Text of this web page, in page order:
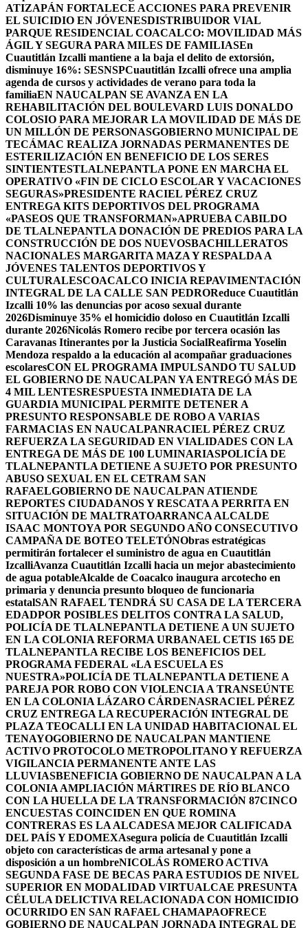
ATIZAPÁN FORTALECE ACCIONES PARA PREVENIR
EL SUICIDIO EN JÓVENESDISTRIBUIDOR VIAL
PARQUE RESIDENCIAL COACALCO: MOVILIDAD MÁS
ÁGIL Y SEGURA PARA MILES DE FAMILIASEn
Cuautitlán Izcalli mantiene a la baja el delito de extorsión,
disminuye 16%: SESNSPCuautitlán Izcalli ofrece una amplia
agenda de cursos y actividades de verano para toda la
familiaEN NAUCALPAN SE AVANZA EN LA
REHABILITACIÓN DEL BOULEVARD LUIS DONALDO
COLOSIO PARA MEJORAR LA MOVILIDAD DE MÁS DE
UN MILLÓN DE PERSONASGOBIERNO MUNICIPAL DE
TECÁMAC REALIZA JORNADAS PERMANENTES DE
ESTERILIZACIÓN EN BENEFICIO DE LOS SERES
SINTIENTESTLALNEPANTLA PONE EN MARCHA EL
OPERATIVO «FIN DE CICLO ESCOLAR Y VACACIONES
SEGURAS»PRESIDENTE RACIEL PÉREZ CRUZ
ENTREGA KITS DEPORTIVOS DEL PROGRAMA
«PASEOS QUE TRANSFORMAN»APRUEBA CABILDO
DE TLALNEPANTLA DONACIÓN DE PREDIOS PARA LA
CONSTRUCCIÓN DE DOS NUEVOSBACHILLERATOS
NACIONALES MARGARITA MAZA Y RESPALDA A
JÓVENES TALENTOS DEPORTIVOS Y
CULTURALESCOACALCO INICIA REPAVIMENTACIÓN
INTEGRAL DE LA CALLE SAN PEDROReduce Cuautitlán
Izcalli 10% las denuncias por acoso sexual durante
2026Disminuye 35% el homicidio doloso en Cuautitlán Izcalli
durante 2026Nicolás Romero recibe por tercera ocasión las
Caravanas Itinerantes por la Justicia SocialReafirma Yoselin
Mendoza respaldo a la educación al acompañar graduaciones
escolaresCON EL PROGRAMA IMPULSANDO TU SALUD
EL GOBIERNO DE NAUCALPAN YA ENTREGÓ MÁS DE
4 MIL LENTESRESPUESTA INMEDIATA DE LA
GUARDIA MUNICIPAL PERMITE DETENER A
PRESUNTO RESPONSABLE DE ROBO A VARIAS
FARMACIAS EN NAUCALPANRACIEL PÉREZ CRUZ
REFUERZA LA SEGURIDAD EN VIALIDADES CON LA
ENTREGA DE MÁS DE 100 LUMINARIASPOLICÍA DE
TLALNEPANTLA DETIENE A SUJETO POR PRESUNTO
ABUSO SEXUAL EN EL CETRAM SAN
RAFAELGOBIERNO DE NAUCALPAN ATIENDE
REPORTES CIUDADANOS Y RESCATA A PERRITA EN
SITUACIÓN DE MALTRATOARRANCA ALCALDE
ISAAC MONTOYA POR SEGUNDO AÑO CONSECUTIVO
CAMPAÑA DE BOTEO TELETÓNObras estratégicas
permitirán fortalecer el suministro de agua en Cuautitlán
IzcalliAvanza Cuautitlán Izcalli hacia un mejor abastecimiento
de agua potableAlcalde de Coacalco inaugura arcotecho en
primaria y denuncia presunto bloqueo de funcionaria
estatalSAN RAFAEL TENDRÁ SU CASA DE LA TERCERA
EDADPOR POSIBLES DELITOS CONTRA LA SALUD,
POLICÍA DE TLALNEPANTLA DETIENE A UN SUJETO
EN LA COLONIA REFORMA URBANAEL CETIS 165 DE
TLALNEPANTLA RECIBE LOS BENEFICIOS DEL
PROGRAMA FEDERAL «LA ESCUELA ES
NUESTRA»POLICÍA DE TLALNEPANTLA DETIENE A
PAREJA POR ROBO CON VIOLENCIA A TRANSEÚNTE
EN LA COLONIA LÁZARO CÁRDENASRACIEL PÉREZ
CRUZ ENTREGA LA RECUPERACIÓN INTEGRAL DE
PLAZA TEOCALLI EN LA UNIDAD HABITACIONAL EL
TENAYOGOBIERNO DE NAUCALPAN MANTIENE
ACTIVO PROTOCOLO METROPOLITANO Y REFUERZA
VIGILANCIA PERMANENTE ANTE LAS
LLUVIASBENEFICIA GOBIERNO DE NAUCALPAN A LA
COLONIA AMPLIACIÓN MÁRTIRES DE RÍO BLANCO
CON LA HUELLA DE LA TRANSFORMACIÓN 87CINCO
ENCUESTAS COINCIDEN EN QUE ROMINA
CONTRERAS ES LA ALCADESA MEJOR CALIFICADA
DEL PAÍS Y EDOMEXAsegura policía de Cuautitlán Izcalli
objeto con características de arma artesanal y pone a
disposición a un hombreNICOLÁS ROMERO ACTIVA
SEGUNDA FASE DE BECAS PARA ESTUDIOS DE NIVEL
SUPERIOR EN MODALIDAD VIRTUALCAE PRESUNTA
CÉLULA DELICTIVA RELACIONADA CON HOMICIDIO
OCURRIDO EN SAN RAFAEL CHAMAPAOFRECE
GOBIERNO DE NAUCALPAN JORNADA INTEGRAL DE